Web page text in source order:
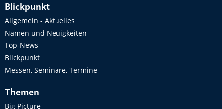
Blickpunkt
Allgemein - Aktuelles
Namen und Neuigkeiten
Top-News
Blickpunkt
Messen, Seminare, Termine
Themen
Big Picture